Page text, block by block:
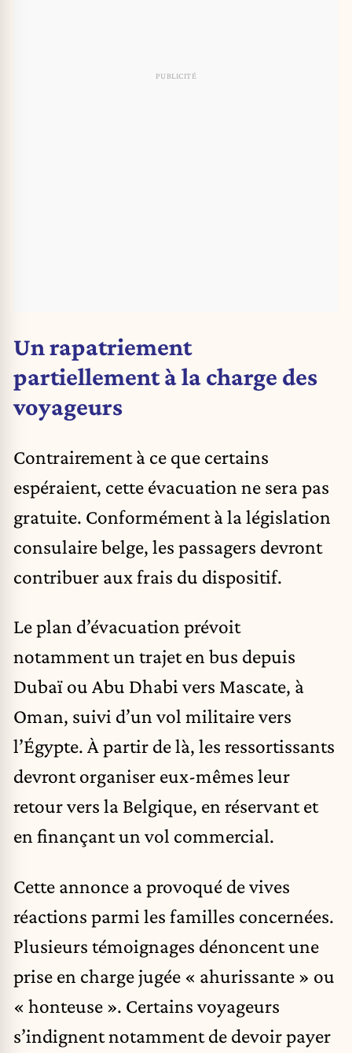
Un rapatriement
partiellement à la charge des
voyageurs
Contrairement à ce que certains
espéraient, cette évacuation ne sera pas
gratuite. Conformément à la législation
consulaire belge, les passagers devront
contribuer aux frais du dispositif.
Le plan d’évacuation prévoit
notamment un trajet en bus depuis
Dubaï ou Abu Dhabi vers Mascate, à
Oman, suivi d’un vol militaire vers
l’Égypte. À partir de là, les ressortissants
devront organiser eux-mêmes leur
retour vers la Belgique, en réservant et
en finançant un vol commercial.
Cette annonce a provoqué de vives
réactions parmi les familles concernées.
Plusieurs témoignages dénoncent une
prise en charge jugée « ahurissante » ou
« honteuse ». Certains voyageurs
s’indignent notamment de devoir payer